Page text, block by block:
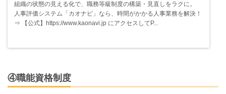
組織の状態の見える化で、職務等級制度の構築・見直しをラクに。
人事評価システム「カオナビ」なら、時間がかかる人事業務を解決！
⇒ 【公式】https://www.kaonavi.jp にアクセスしてP...
④職能資格制度